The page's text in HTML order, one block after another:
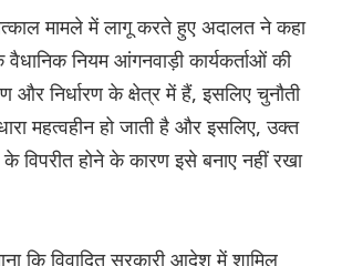
मामले में लागू करते हुए अदालत ने कहा
नियम आंगनवाड़ी कार्यकर्ताओं की
और निर्धारण के क्षेत्र में हैं, इसलिए चुनौती
महत्वहीन हो जाती है और इसलिए, उक्त
विपरीत होने के कारण इसे बनाए नहीं रखा
कि विवादित सरकारी आदेश में शामिल